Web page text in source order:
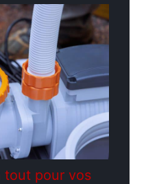
tout pour vos